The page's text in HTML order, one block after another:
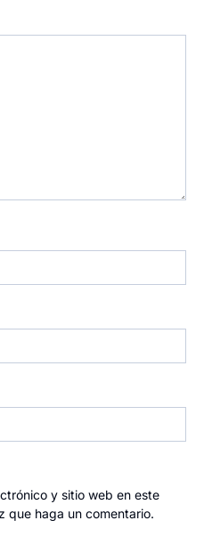
y sitio web en este
que haga un comentario.